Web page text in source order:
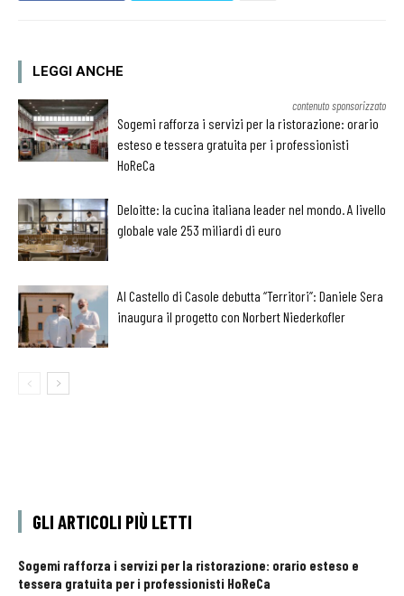
LEGGI ANCHE
contenuto sponsorizzato
Sogemi rafforza i servizi per la ristorazione: orario
esteso e tessera gratuita per i professionisti
HoReCa
Deloitte: la cucina italiana leader nel mondo. A livello
globale vale 253 miliardi di euro
Al Castello di Casole debutta “Territori”: Daniele Sera
inaugura il progetto con Norbert Niederkofler
GLI ARTICOLI PIÙ LETTI
Sogemi rafforza i servizi per la ristorazione: orario esteso e
tessera gratuita per i professionisti HoReCa